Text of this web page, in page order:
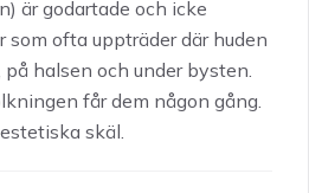
är godartade och icke
ofta uppträder där huden
på halsen och under bysten.
får dem någon gång.
skäl.